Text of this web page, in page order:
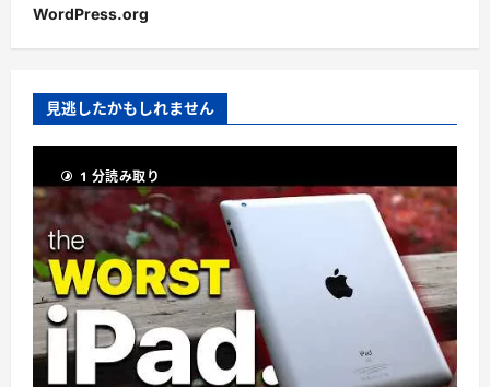
WordPress.org
見逃したかもしれません
1 分読み取り